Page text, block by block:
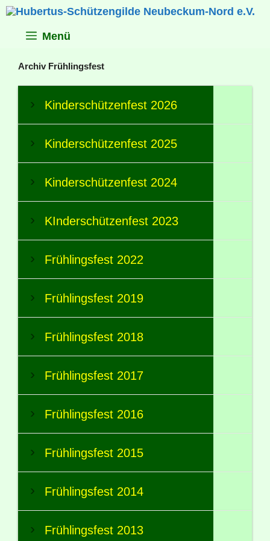
Zum
Inhalt
Menü
Archiv Frühlingsfest
Kinderschützenfest 2026
Kinderschützenfest 2025
Kinderschützenfest 2024
KInderschützenfest 2023
Frühlingsfest 2022
Frühlingsfest 2019
Frühlingsfest 2018
Frühlingsfest 2017
Frühlingsfest 2016
Frühlingsfest 2015
Frühlingsfest 2014
Frühlingsfest 2013